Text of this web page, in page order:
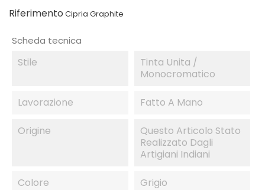
Riferimento Cipria Graphite
Scheda tecnica
Stile
Tinta Unita /
Monocromatico
Lavorazione Fatto A Mano
Origine
Questo Articolo Stato
Realizzato Dagli
Artigiani Indiani
Colore Grigio